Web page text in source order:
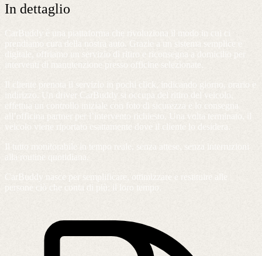
In dettaglio
CarBuddy è una piattaforma che rivoluziona il modo in cui ci
prendiamo cura della nostra auto. Grazie a un sistema semplice e
digitale, offriamo un servizio di ritiro e riconsegna a domicilio per
interventi di manutenzione presso officine selezionate.
Il cliente prenota il servizio in pochi click, indicando giorno, orario e
indirizzo. Un driver CarBuddy si occupa del ritiro del veicolo,
effettua un controllo iniziale con foto di sicurezza e lo consegna
all’officina partner per l’intervento richiesto. Una volta terminato, il
veicolo viene riportato esattamente dove il cliente lo desidera.
Il tutto monitorabile in tempo reale, senza attese, senza interruzioni
alla routine quotidiana.
CarBuddy nasce per semplificare, ottimizzare e restituire alle
persone ciò che conta di più: il loro tempo.